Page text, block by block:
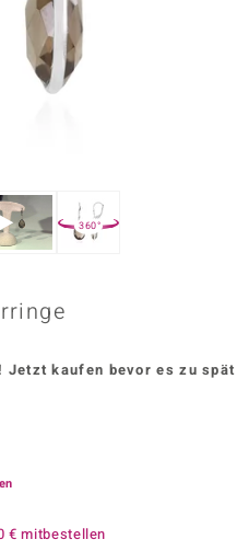
360°
Jetzt kaufen bevor es zu spät
€ mitbestellen